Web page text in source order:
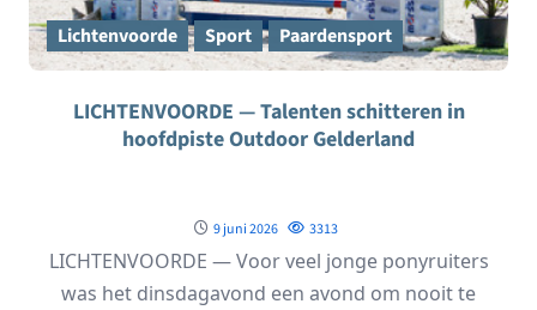
Lichtenvoorde Sport Paardensport
LICHTENVOORDE — Talenten schitteren in
hoofdpiste Outdoor Gelderland
9 juni 2026 3313
LICHTENVOORDE — Voor veel jonge ponyruiters
was het dinsdagavond een avond om nooit te